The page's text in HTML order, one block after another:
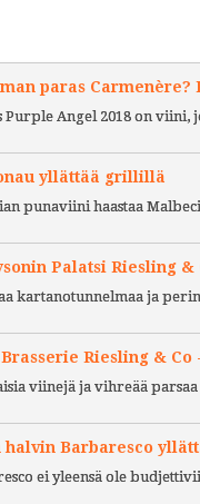
paras
Purple Angel 2018 on viini,
yllättää grillillä
punaviini haastaa
Palatsi Riesling
kartanotunnelmaa ja
Riesling &
viinejä ja vihreää
halvin Barbaresco
ei yleensä ole